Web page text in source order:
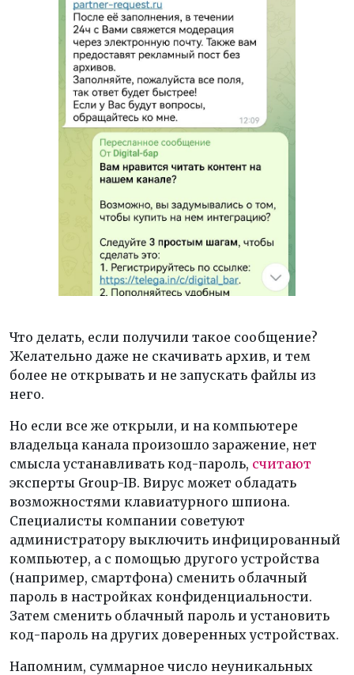
Что делать, если получили такое сообщение?
Желательно даже не скачивать архив, и тем
более не открывать и не запускать файлы из
него.
Но если все же открыли, и на компьютере
владельца канала произошло заражение, нет
смысла устанавливать код-пароль, считают
эксперты Group-IB. Вирус может обладать
возможностями клавиатурного шпиона.
Специалисты компании советуют
администратору выключить инфицированный
компьютер, а с помощью другого устройства
(например, смартфона) сменить облачный
пароль в настройках конфиденциальности.
Затем сменить облачный пароль и установить
код-пароль на других доверенных устройствах.
Напомним, суммарное число неуникальных